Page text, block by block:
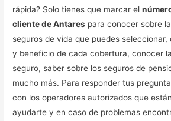
rápida? Solo tienes que marcar el
cliente de Antares para conocer sobre
seguros de vida que puedes
y beneficio de cada cobertura, conocer
seguro, saber sobre los seguros de
mucho más. Para responder tus
con los operadores autorizados que
ayudarte y en caso de problemas